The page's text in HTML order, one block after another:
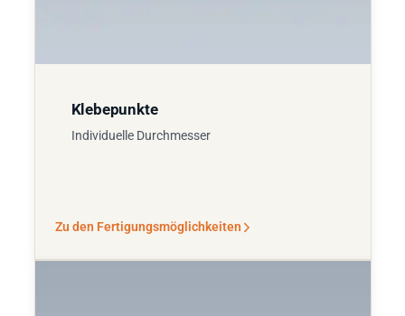
Klebepunkte
Individuelle Durchmesser
Zu den Fertigungsmöglichkeiten